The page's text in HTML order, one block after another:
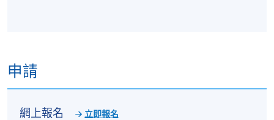
申請
網上報名 立即報名